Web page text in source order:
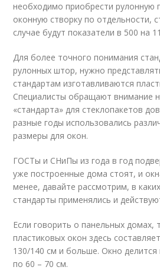
необходимо приобрести рулонную
оконную створку по отдельности,
случае будут показатели в 500 на
Для более точного понимания
рулонных штор, нужно
стандартам изготавливаются
Специалисты обращают внимание
«стандарта» для стеклопакетов
разные годы использовались
размеры для окон.
ГОСТы и СНиПы из года в год
уже построенные дома стоят, и
менее, давайте рассмотрим, в
стандарты применялись и
Если говорить о панельных домах,
пластиковых окон здесь
130/140 см и больше. Окно делится
по 60 – 70 см.